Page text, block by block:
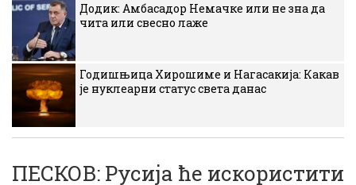
Додик: Амбасадор Немачке или не зна да
чита или свесно лаже
Годишњица Хирошиме и Нагасакија: Какав
је нуклеарни статус света данас
ПЕСКОВ: Русија ће искористити